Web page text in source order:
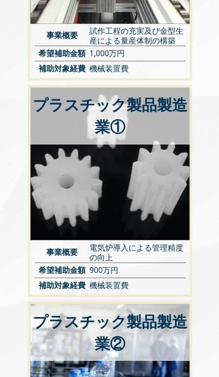
事業概要
試作工程の充実及び金型生
産による量産体制の構築
希望補助金額 1,000万円
補助対象経費 機械装置費
プラスチック製品製造
業①
事業概要
電気炉導入による管理精度
の向上
希望補助金額 900万円
補助対象経費 機械装置費
プラスチック製品製造
業②